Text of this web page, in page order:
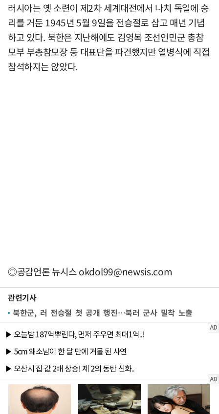
러시아는 옛 소련이 제2차 세계대전에서 나치 독일에 승
리를 거둔 1945년 5월 9일을 전승절로 삼고 매년 기념
하고 있다. 북한은 지난해에도 김영복 조선인민군 총참
모부 부총참모장 등 대표단을 파견했지만 열병식에 직접
참석하지는 않았다.
◎공감언론 뉴시스okdol99@newsis.com
관련기사
북한군, 러 전승절 첫 공개 행진…북러 군사 밀착 노출